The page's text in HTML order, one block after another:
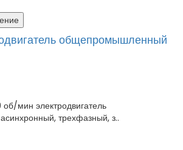
общепромышленный
мин электродвигатель
трехфазный, з..